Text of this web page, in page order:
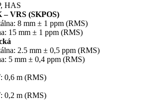
HAS
– VRS (SKPOS)
8 mm ± 1 ppm (RMS)
15 mm ± 1 ppm (RMS)
2.5 mm ± 0,5 ppm (RMS)
5 mm ± 0,4 ppm (RMS)
0,6 m (RMS)
0,2 m (RMS)